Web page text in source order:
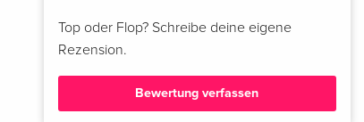
Top oder Flop? Schreibe deine eigene
Rezension.
Bewertung verfassen